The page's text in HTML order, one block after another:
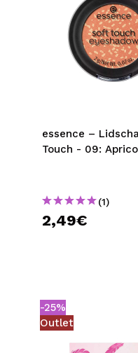
essence –
Touch - 09:
(1)
2,49€
-25%
Outlet